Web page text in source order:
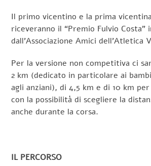
Il primo vicentino e la prima
riceveranno il “Premio Fulvio Costa”
dall’Associazione Amici dell’Atletica
Per la versione non competitiva ci
2 km (dedicato in particolare ai
agli anziani), di 4,5 km e di 10 km
con la possibilità di scegliere la
anche durante la corsa.
IL PERCORSO